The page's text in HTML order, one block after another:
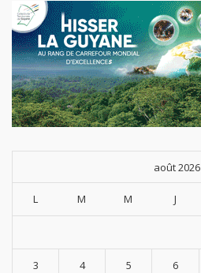
août 2026
L M M J
3 4 5 6